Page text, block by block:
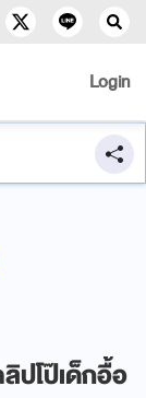
Login
ปโป๊เด็กอื้อ